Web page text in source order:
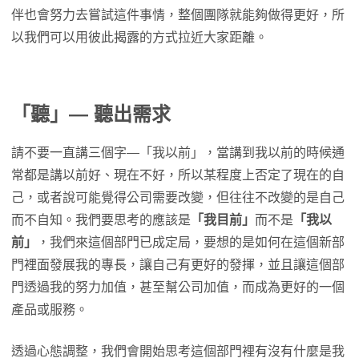
伴也會努力去嘗試這件事情，整個團隊就能夠做得更好，所
以我們可以用彼此揭露的方式拉近大家距離。
「聽」— 聽出需求
請不要一直講三個字—「我以前」，當講到我以前的時候通
常都是講以前好、現在不好，所以某程度上否定了現在的自
己，或者說可能覺得公司需要改變，但往往不改變的是自己
而不自知。我們要思考的應該是 「我目前」 而不是 「我以
前」
，我們來這個部門已成定局，要想的是如何在這個新部
門裡面發展我的專長，讓自己有更好的發揮，並且讓這個部
門透過我的努力加值，甚至幫公司加值，而成為更好的一個
產品或服務。
透過心態調整，我們會開始思考這個部門裡有沒有什麼是我